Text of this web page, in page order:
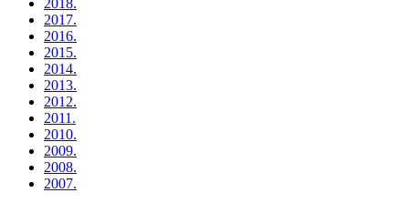
2017.
2016.
2015.
2014.
2013.
2012.
2011.
2010.
2009.
2008.
2007.